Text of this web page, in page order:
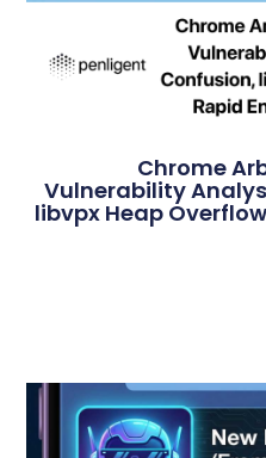
Chrome
Vulnerability
libvpx Heap